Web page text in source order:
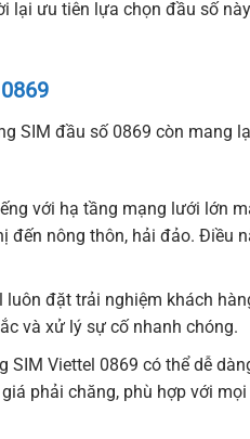
lại ưu tiên lựa chọn đầu số
SIM đầu số 0869 còn mang
với hạ tầng mạng lưới lớn
đến nông thôn, hải đảo. Điều
luôn đặt trải nghiệm khách
và xử lý sự cố nhanh chóng.
SIM Viettel 0869 có thể dễ
phải chăng, phù hợp với